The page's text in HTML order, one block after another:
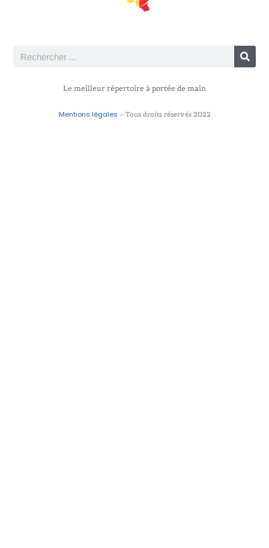
Le meilleur répertoire à portée de main
Mentions légales – Tous droits réservés 2022